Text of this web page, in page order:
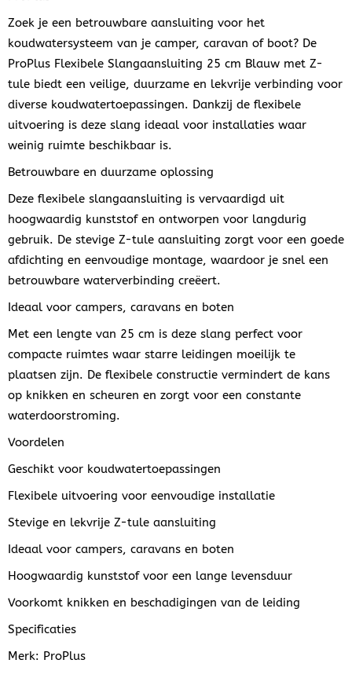
Zoek je een betrouwbare aansluiting voor het
koudwatersysteem van je camper, caravan of boot? De
ProPlus Flexibele Slangaansluiting 25 cm Blauw met Z-
tule biedt een veilige, duurzame en lekvrije verbinding voor
diverse koudwatertoepassingen. Dankzij de flexibele
uitvoering is deze slang ideaal voor installaties waar
weinig ruimte beschikbaar is.
Betrouwbare en duurzame oplossing
Deze flexibele slangaansluiting is vervaardigd uit
hoogwaardig kunststof en ontworpen voor langdurig
gebruik. De stevige Z-tule aansluiting zorgt voor een goede
afdichting en eenvoudige montage, waardoor je snel een
betrouwbare waterverbinding creëert.
Ideaal voor campers, caravans en boten
Met een lengte van 25 cm is deze slang perfect voor
compacte ruimtes waar starre leidingen moeilijk te
plaatsen zijn. De flexibele constructie vermindert de kans
op knikken en scheuren en zorgt voor een constante
waterdoorstroming.
Voordelen
Geschikt voor koudwatertoepassingen
Flexibele uitvoering voor eenvoudige installatie
Stevige en lekvrije Z-tule aansluiting
Ideaal voor campers, caravans en boten
Hoogwaardig kunststof voor een lange levensduur
Voorkomt knikken en beschadigingen van de leiding
Specificaties
Merk: ProPlus